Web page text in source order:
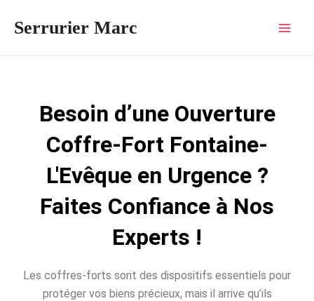
Serrurier Marc
Besoin d’une Ouverture
Coffre-Fort Fontaine-
L'Evêque en Urgence ?
Faites Confiance à Nos
Experts !
Les coffres-forts sont des dispositifs essentiels pour
protéger vos biens précieux, mais il arrive qu’ils